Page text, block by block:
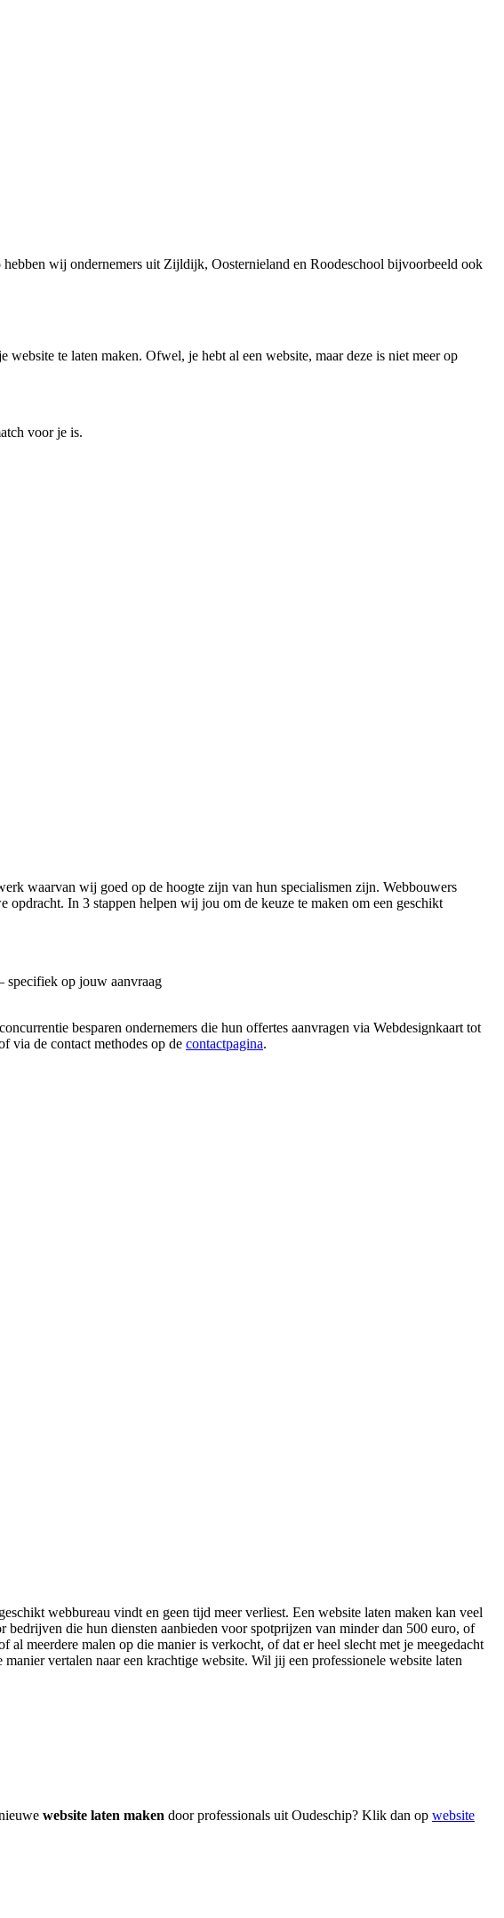
wij ondernemers uit Zijldijk, Oosternieland en Roodeschool bijvoorbeeld ook
te laten maken. Ofwel, je hebt al een website, maar deze is niet meer op
voor je is.
waarvan wij goed op de hoogte zijn van hun specialismen zijn. Webbouwers
In 3 stappen helpen wij jou om de keuze te maken om een geschikt
specifiek op jouw aanvraag
besparen ondernemers die hun offertes aanvragen via Webdesignkaart tot
via de contact methodes op de contactpagina.
webbureau vindt en geen tijd meer verliest. Een website laten maken kan veel
die hun diensten aanbieden voor spotprijzen van minder dan 500 euro, of
meerdere malen op die manier is verkocht, of dat er heel slecht met je meegedacht
vertalen naar een krachtige website. Wil jij een professionele website laten
website laten maken door professionals uit Oudeschip? Klik dan op website